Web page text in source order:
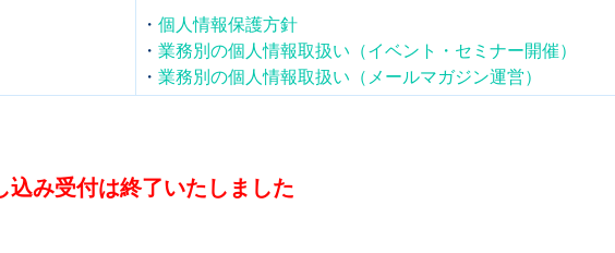
・ 個人情報保護方針
・ 業務別の個人情報取扱い（イベント・セミナー開催）
・ 業務別の個人情報取扱い（メールマガジン運営）
込み受付は終了いたしました